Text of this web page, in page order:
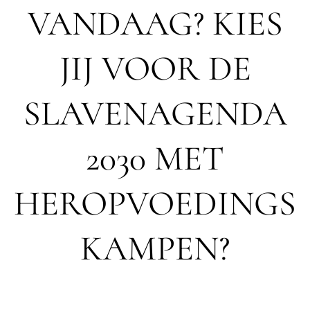
VANDAAG? KIES
JIJ VOOR DE
SLAVENAGENDA
2030 MET
HEROPVOEDINGS
KAMPEN?